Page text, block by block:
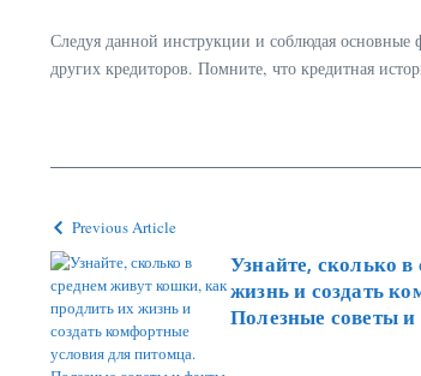
Следуя данной инструкции и соблюдая
других кредиторов. Помните, что кредитная
Previous Article
Узнайте, сколько
жизнь и создать
Полезные советы